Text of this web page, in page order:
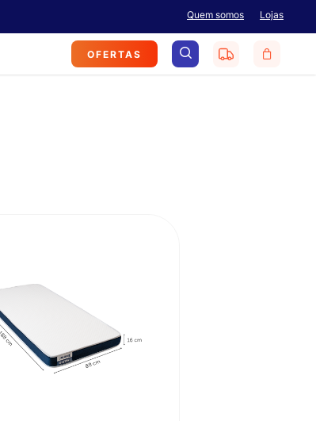
Lojas
Quem somos
OFERTAS search
Menu